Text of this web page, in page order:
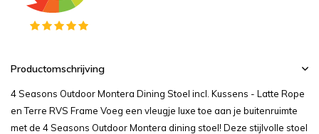
Productomschrijving
4 Seasons Outdoor Montera Dining Stoel incl. Kussens - Latte Rope
en Terre RVS Frame Voeg een vleugje luxe toe aan je buitenruimte
met de 4 Seasons Outdoor Montera dining stoel! Deze stijlvolle stoel